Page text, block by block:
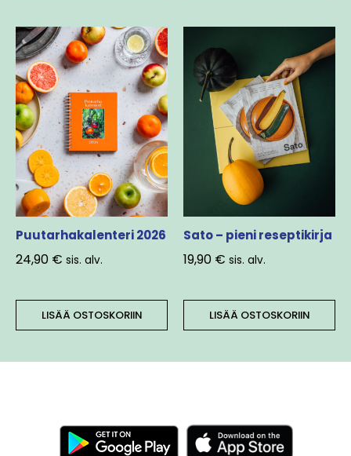
Puutarhakalenteri 2026
24,90 € sis. alv.
LISÄÄ OSTOSKORIIN
Sato – pieni reseptikirja
19,90 € sis. alv.
LISÄÄ OSTOSKORIIN